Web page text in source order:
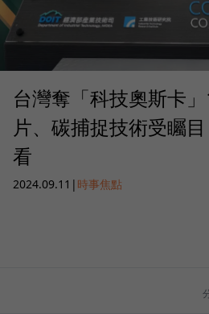
台灣奪「科技奧斯卡
片、碳捕捉技術受矚
看
2024.09.11 | 時事焦點